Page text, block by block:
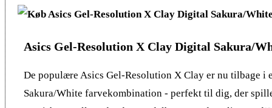
Asics Gel-Resolution X Clay Digital Sakura/
De populære Asics Gel-Resolution X Clay er nu tilbage i
Sakura/White farvekombination - perfekt til dig, der